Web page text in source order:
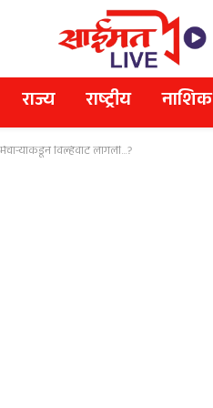
राज्य राष्ट्रीय नाशिक
विल्हेवाट लागली…?